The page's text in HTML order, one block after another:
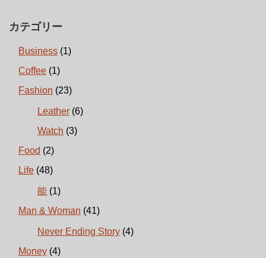
カテゴリー
Business (1)
Coffee (1)
Fashion (23)
Leather (6)
Watch (3)
Food (2)
Life (48)
能 (1)
Man & Woman (41)
Never Ending Story (4)
Money (4)